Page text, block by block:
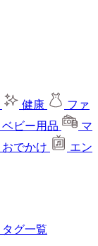
健康
ファ
ベビー用品
マ
おでかけ
エン
タグ一覧